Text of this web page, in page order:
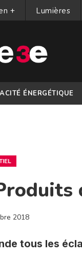
+ Lumières
ÉNERGÉTIQUE
2018
tous les